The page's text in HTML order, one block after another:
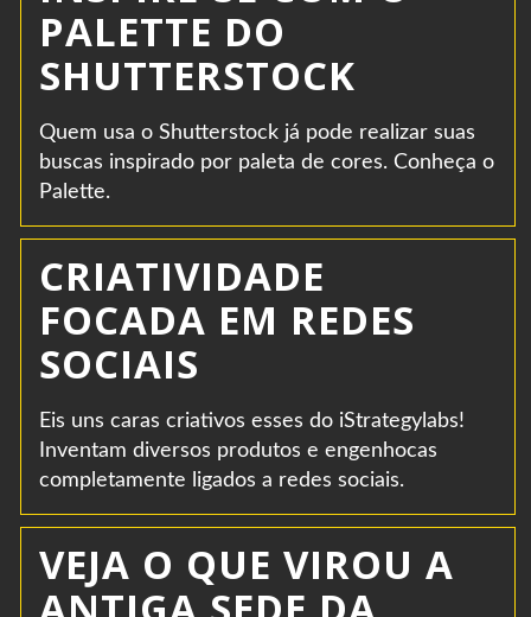
PALETTE DO
SHUTTERSTOCK
Quem usa o Shutterstock já pode realizar suas
buscas inspirado por paleta de cores. Conheça o
Palette.
CRIATIVIDADE
FOCADA EM REDES
SOCIAIS
Eis uns caras criativos esses do iStrategylabs!
Inventam diversos produtos e engenhocas
completamente ligados a redes sociais.
VEJA O QUE VIROU A